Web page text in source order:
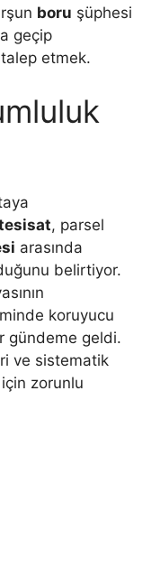
boru şüphesi
geçip
talep etmek.
, parsel
arasında
belirtiyor.
koruyucu
gündeme geldi.
ve sistematik
için zorunlu